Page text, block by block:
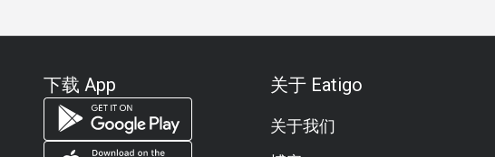
下载 App 关于 Eatigo
关于我们